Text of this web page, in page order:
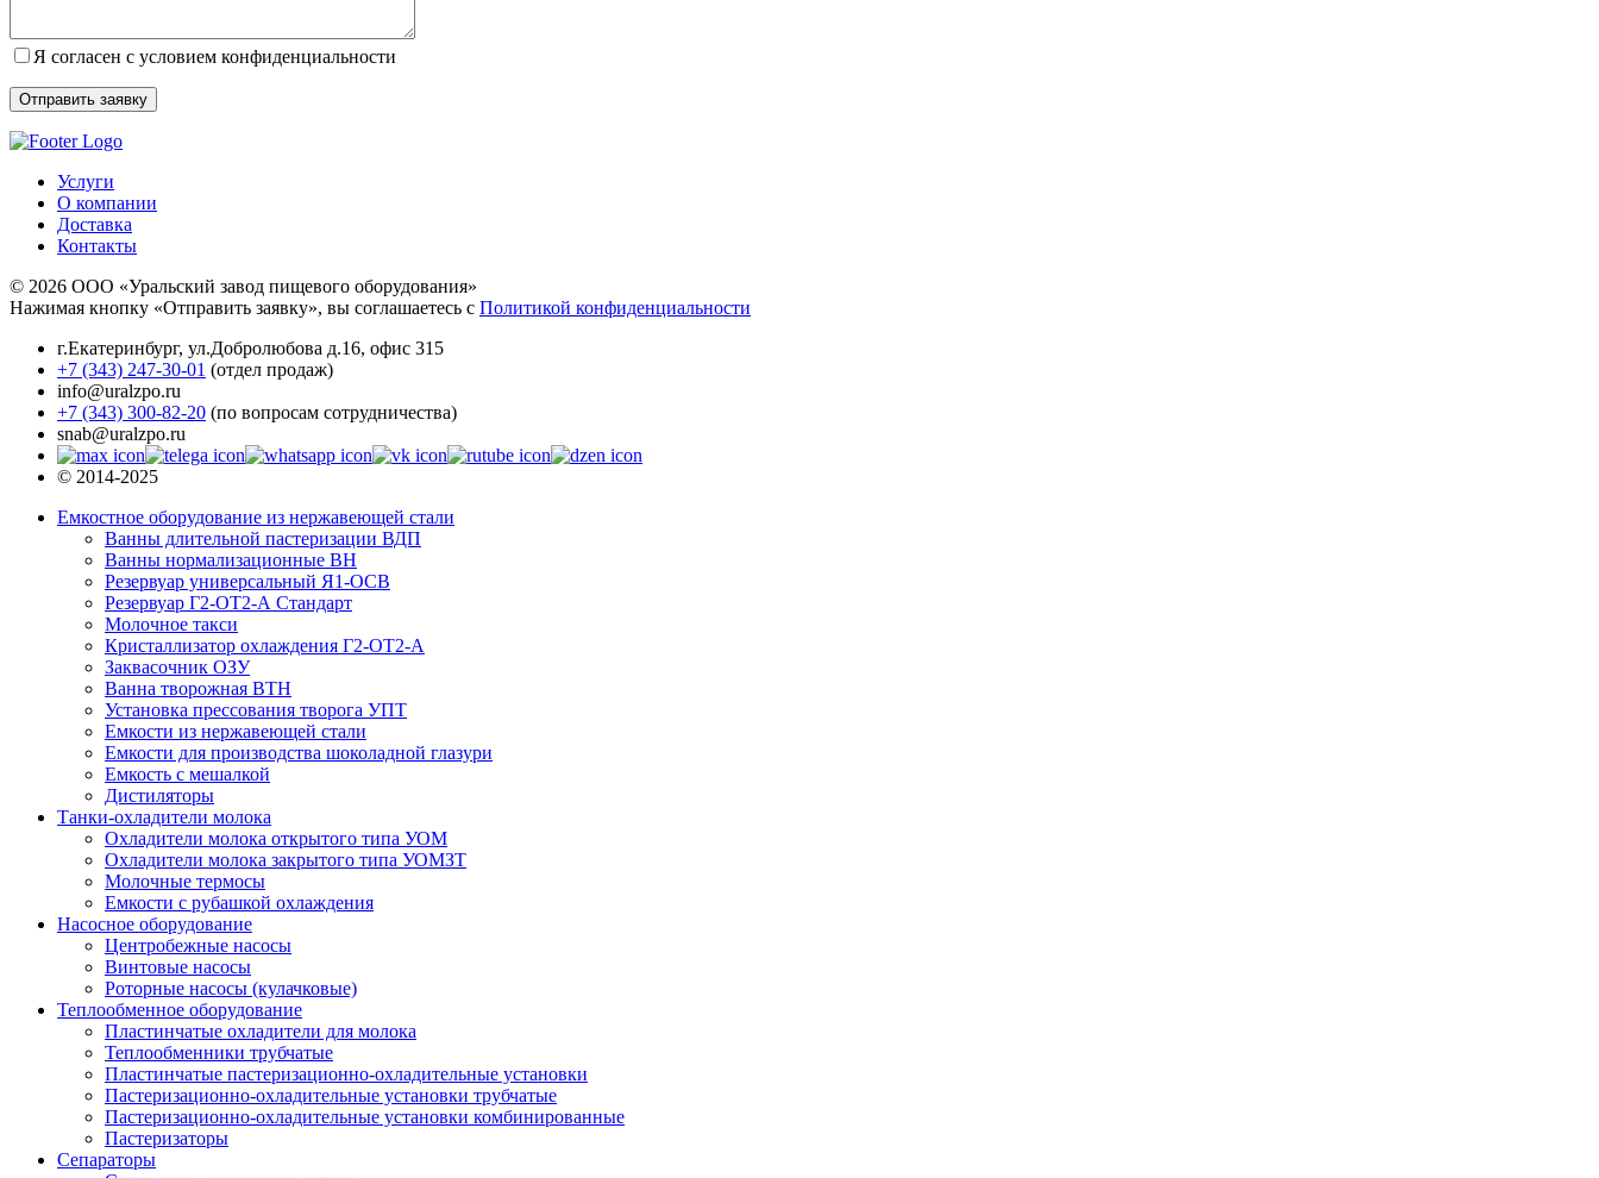
Я согласен с условием конфиденциальности
Услуги
О компании
Доставка
Контакты
© 2026 ООО «Уральский завод пищевого оборудования»
Нажимая кнопку «Отправить заявку», вы соглашаетесь с Политикой конфиденциальности
г.Екатеринбург, ул.Добролюбова д.16, офис 315
+7 (343) 247-30-01 (отдел продаж)
info@uralzpo.ru
+7 (343) 300-82-20 (по вопросам сотрудничества)
snab@uralzpo.ru
© 2014-2025
Емкостное оборудование из нержавеющей стали
Ванны длительной пастеризации ВДП
Ванны нормализационные ВН
Резервуар универсальный Я1-ОСВ
Резервуар Г2-ОТ2-А Стандарт
Молочное такси
Кристаллизатор охлаждения Г2-ОТ2-А
Заквасочник ОЗУ
Ванна творожная ВТН
Установка прессования творога УПТ
Емкости из нержавеющей стали
Емкости для производства шоколадной глазури
Емкость с мешалкой
Дистиляторы
Танки-охладители молока
Охладители молока открытого типа УОМ
Охладители молока закрытого типа УОМЗТ
Молочные термосы
Емкости с рубашкой охлаждения
Насосное оборудование
Центробежные насосы
Винтовые насосы
Роторные насосы (кулачковые)
Теплообменное оборудование
Пластинчатые охладители для молока
Теплообменники трубчатые
Пластинчатые пастеризационно-охладительные установки
Пастеризационно-охладительные установки трубчатые
Пастеризационно-охладительные установки комбинированные
Пастеризаторы
Сепараторы